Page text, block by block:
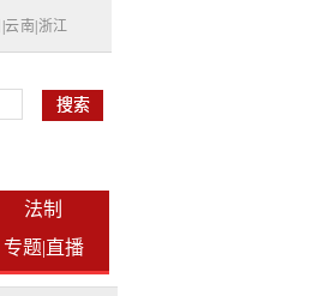
|云南 浙江
法制
专题|直播